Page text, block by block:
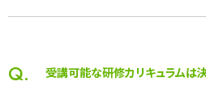
Q. 受講可能な研修カリキュラムは